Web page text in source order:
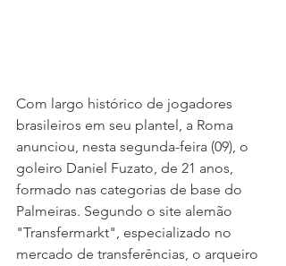
Com largo histórico de jogadores
brasileiros em seu plantel, a Roma
anunciou, nesta segunda-feira (09), o
goleiro Daniel Fuzato, de 21 anos,
formado nas categorias de base do ​
Palmeiras. Segundo o site alemão
"Transfermarkt", especializado no
mercado de transferências, o arqueiro